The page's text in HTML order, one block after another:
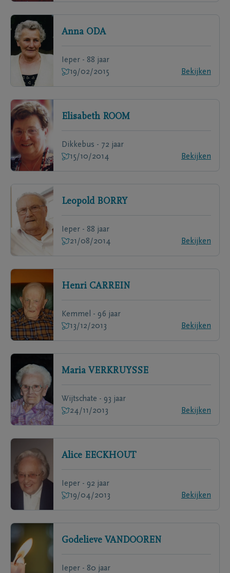
Anna ODA
Ieper - 88 jaar
19/02/2015
Bekijken
Elisabeth ROOM
Dikkebus - 72 jaar
15/10/2014
Bekijken
Leopold BORRY
Ieper - 88 jaar
21/08/2014
Bekijken
Henri CARREIN
Kemmel - 96 jaar
13/12/2013
Bekijken
Maria VERKRUYSSE
Wijtschate - 93 jaar
24/11/2013
Bekijken
Alice EECKHOUT
Ieper - 92 jaar
19/04/2013
Bekijken
Godelieve VANDOOREN
Ieper - 80 jaar